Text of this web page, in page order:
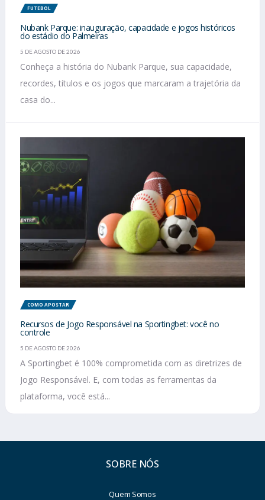
FUTEBOL
Nubank Parque: inauguração, capacidade e jogos históricos
do estádio do Palmeiras
5 DE AGOSTO DE 2026
Conheça a história do Nubank Parque, sua capacidade,
recordes, títulos e os jogos que marcaram a trajetória da
casa do...
COMO APOSTAR
Recursos de Jogo Responsável na Sportingbet: você no
controle
5 DE AGOSTO DE 2026
A Sportingbet é 100% comprometida com as diretrizes de
Jogo Responsável. E, com todas as ferramentas da
plataforma, você está...
SOBRE NÓS
Quem Somos